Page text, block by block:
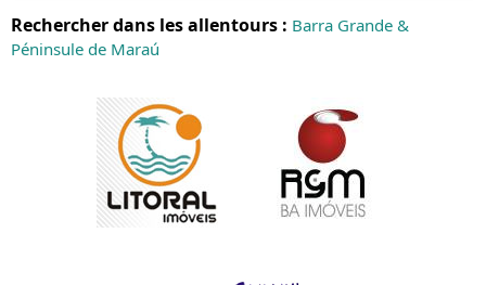
Rechercher dans les allentours : Barra Grande &
Péninsule de Maraú